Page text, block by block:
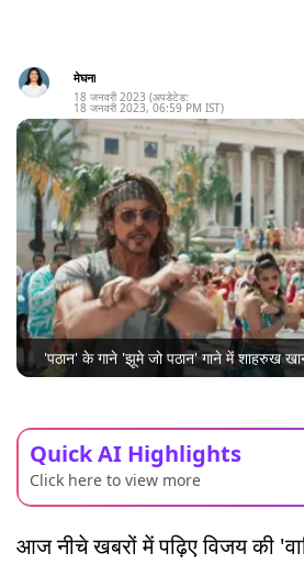
मेघना
18 जनवरी 2023 (अपडेटेड:
18 जनवरी 2023, 06:59 PM IST)
'पठान' के गाने 'झूमे जो पठान' गाने में शाहरुख
Quick AI Highlights
Click here to view more
आज नीचे खबरों में पढ़िए विजय की